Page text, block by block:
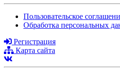
Пользовательское
Обработка персональных
Регистрация
Карта сайта